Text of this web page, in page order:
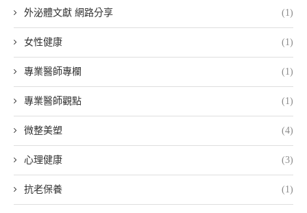
外泌體文獻 網路分享 (1)
女性健康 (1)
專業醫師專欄 (1)
專業醫師觀點 (1)
微整美塑 (4)
心理健康 (3)
抗老保養 (1)